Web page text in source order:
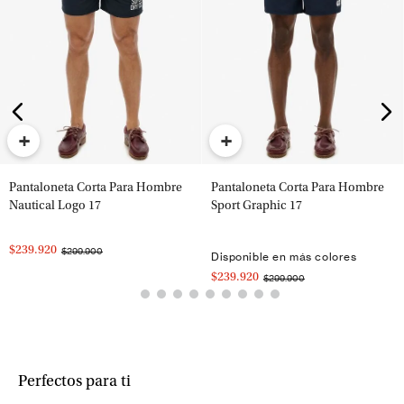
+
Pantaloneta Corta Para Hombre
Nautical Logo 17
$239.920 $299.900
+
Pantaloneta Corta Para Hombre
Sport Graphic 17
Disponible en más colores
$239.920 $299.900
Perfectos para ti